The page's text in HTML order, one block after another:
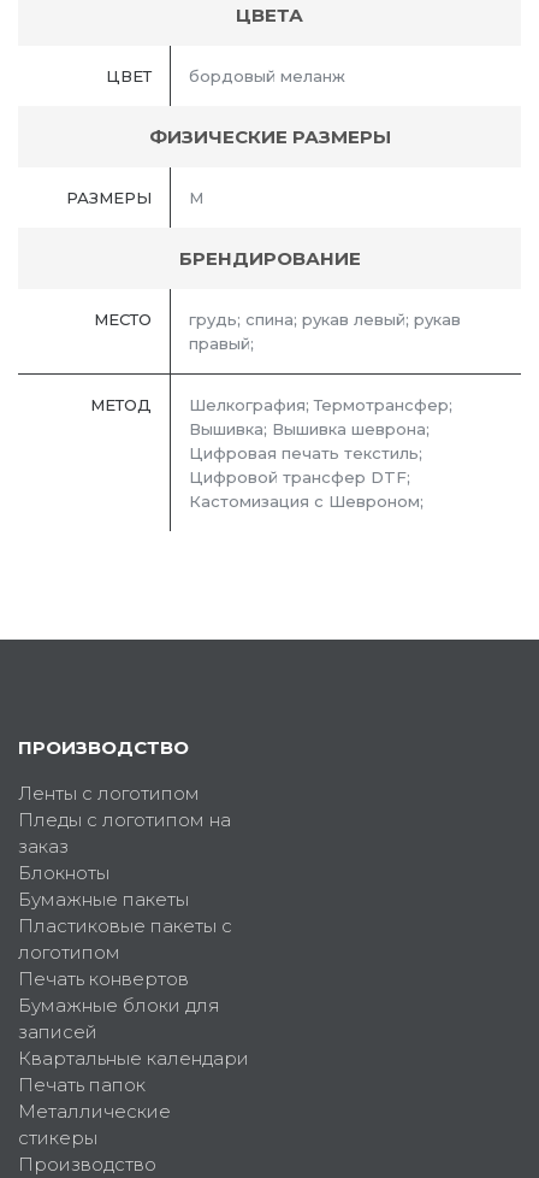
ЦВЕТА
ЦВЕТ бордовый меланж
ФИЗИЧЕСКИЕ РАЗМЕРЫ
РАЗМЕРЫ M
БРЕНДИРОВАНИЕ
МЕСТО
грудь; спина; рукав левый; рукав
правый;
МЕТОД
Шелкография; Термотрансфер;
Вышивка; Вышивка шеврона;
Цифровая печать текстиль;
Цифровой трансфер DTF;
Кастомизация с Шевроном;
ПРОИЗВОДСТВО
Ленты с логотипом
Пледы с логотипом на
заказ
Блокноты
Бумажные пакеты
Пластиковые пакеты с
логотипом
Печать конвертов
Бумажные блоки для
записей
Квартальные календари
Печать папок
Металлические
стикеры
Производство